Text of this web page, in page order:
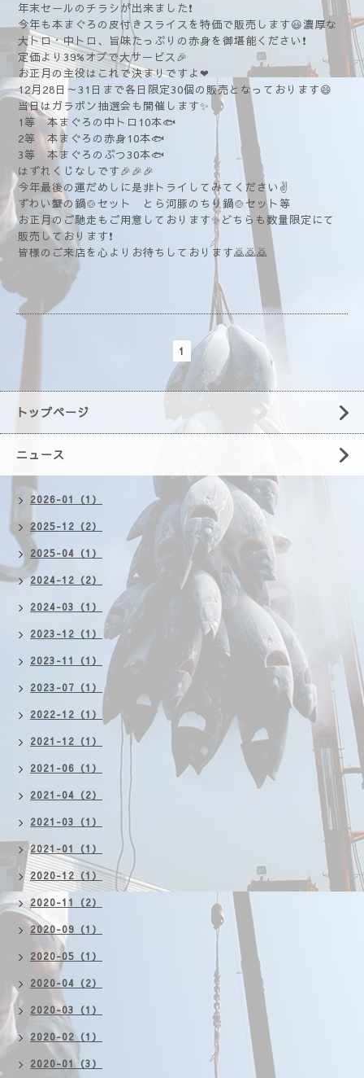
年末セールのチラシが出来ました❗
今年も本まぐろの皮付きスライスを特価で販売します😃濃厚な
大トロ・中トロ、旨味たっぷりの赤身を御堪能ください❗
定価より39%オブで大サービス🎉
お正月の主役はこれで決まりですよ❤
12月28日～31日まで各日限定30個の販売となっております😄
当日はガラポン抽選会も開催します✨
1等 本まぐろの中トロ10本🐟
2等 本まぐろの赤身10本🐟
3等 本まぐろのぶつ30本🐟
はずれくじなしです🎉🎉🎉
今年最後の運だめしに是非トライしてみてください✌️
ずわい蟹の鍋🍲セット とら河豚のちり鍋🍲セット等
お正月のご馳走もご用意しております✨どちらも数量限定にて
販売しております❗
皆様のご来店を心よりお待ちしております🙇🙇🙇
1
トップページ
ニュース
2026-01（1）
2025-12（2）
2025-04（1）
2024-12（2）
2024-03（1）
2023-12（1）
2023-11（1）
2023-07（1）
2022-12（1）
2021-12（1）
2021-06（1）
2021-04（2）
2021-03（1）
2021-01（1）
2020-12（1）
2020-11（2）
2020-09（1）
2020-05（1）
2020-04（2）
2020-03（1）
2020-02（1）
2020-01（3）